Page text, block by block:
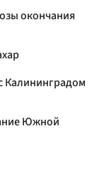
окончания
Калининградом
Южной